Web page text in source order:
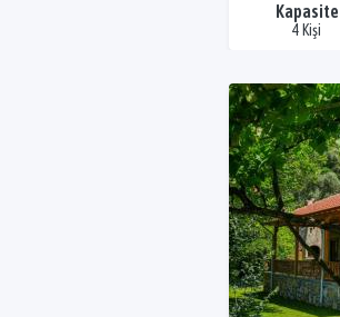
Kapasite
4 Kişi